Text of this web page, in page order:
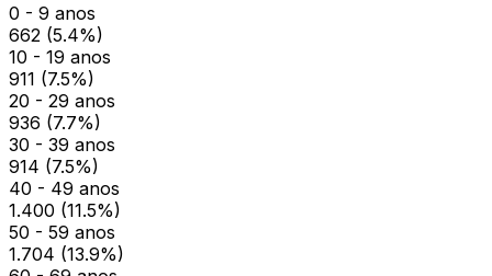
0 - 9 anos
662 (5.4%)
10 - 19 anos
911 (7.5%)
20 - 29 anos
936 (7.7%)
30 - 39 anos
914 (7.5%)
40 - 49 anos
1.400 (11.5%)
50 - 59 anos
1.704 (13.9%)